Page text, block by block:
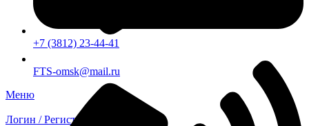
FTS-omsk@mail.ru
Меню
Логин / Регистрация
+7 (3812) 23-44-41